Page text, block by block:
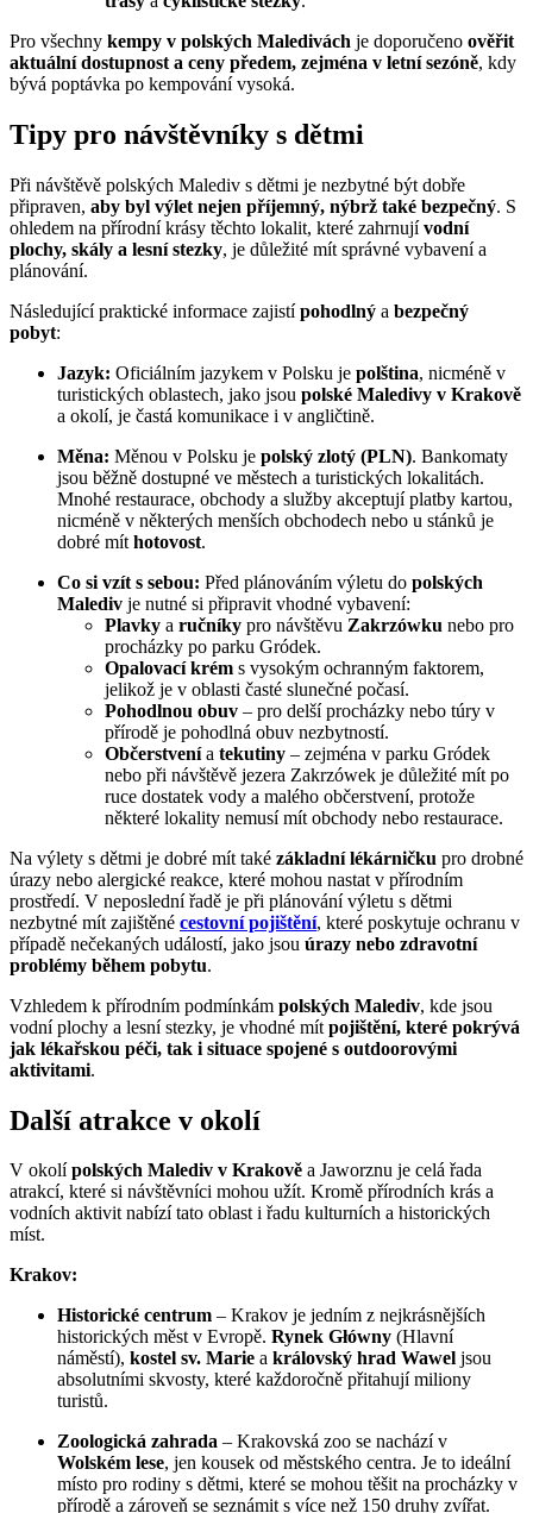
Pro všechny kempy v polských Maledivách je doporučeno ověřit
aktuální dostupnost a ceny předem, zejména v letní sezóně, kdy
bývá poptávka po kempování vysoká.
Tipy pro návštěvníky s dětmi
Při návštěvě polských Malediv s dětmi je nezbytné být dobře
připraven, aby byl výlet nejen příjemný, nýbrž také bezpečný. S
ohledem na přírodní krásy těchto lokalit, které zahrnujívodní
plochy, skály a lesní stezky, je důležité mít správné vybavení a
plánování.
Následující praktické informace zajistípohodlný a bezpečný
pobyt:
Jazyk: Oficiálním jazykem v Polsku je polština, nicméně v
turistických oblastech, jako jsou polské Maledivy v Krakově
a okolí, je častá komunikace i v angličtině.
Měna: Měnou v Polsku je polský zlotý (PLN). Bankomaty
jsou běžně dostupné ve městech a turistických lokalitách.
Mnohé restaurace, obchody a služby akceptují platby kartou,
nicméně v některých menších obchodech nebo u stánků je
dobré mít hotovost.
Co si vzít s sebou: Před plánováním výletu do polských
Malediv je nutné si připravit vhodné vybavení:
Plavky a ručníky pro návštěvu Zakrzówku nebo pro
procházky po parku Gródek.
Opalovací krém s vysokým ochranným faktorem,
jelikož je v oblasti časté slunečné počasí.
Pohodlnou obuv – pro delší procházky nebo túry v
přírodě je pohodlná obuv nezbytností.
Občerstvenía tekutiny – zejména v parku Gródek
nebo při návštěvě jezera Zakrzówek je důležité mít po
ruce dostatek vody a malého občerstvení, protože
některé lokality nemusí mít obchody nebo restaurace.
Na výlety s dětmi je dobré mít také základní lékárničku pro drobné
úrazy nebo alergické reakce, které mohou nastat v přírodním
prostředí. V neposlední řadě je při plánování výletu s dětmi
nezbytné mít zajištěné cestovní pojištění, které poskytuje ochranu v
případě nečekaných událostí, jako jsou úrazy nebo zdravotní
problémy během pobytu.
Vzhledem k přírodním podmínkám polských Malediv, kde jsou
vodní plochy a lesní stezky, je vhodné mít pojištění, které pokrývá
jak lékařskou péči, tak i situace spojené s outdoorovými
aktivitami.
Další atrakce v okolí
V okolípolských Malediv v Krakově a Jaworznu je celá řada
atrakcí, které si návštěvníci mohou užít. Kromě přírodních krás a
vodních aktivit nabízí tato oblast i řadu kulturních a historických
míst.
Krakov:
Historické centrum – Krakov je jedním z nejkrásnějších
historických měst v Evropě. Rynek Główny (Hlavní
náměstí), kostel sv. Marie a královský hrad Wawel jsou
absolutními skvosty, které každoročně přitahují miliony
turistů.
Zoologická zahrada – Krakovská zoo se nachází v
Wolském lese, jen kousek od městského centra. Je to ideální
místo pro rodiny s dětmi, které se mohou těšit na procházky v
přírodě a zároveň se seznámit s více než 150 druhy zvířat.